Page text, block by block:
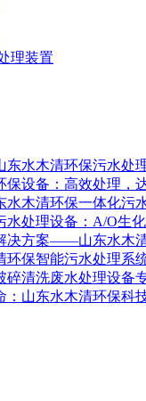
理装置
水木清环保污水处
设备：高效处理，
木清环保一体化污
水处理设备：A/O生
决方案——山东水木
保智能污水处理系
清洗废水处理设备
：山东水木清环保科